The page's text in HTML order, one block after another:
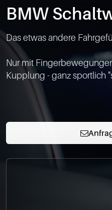
News
FAQ
Standorte
0049-861-900290
info@bimmer-manufaktur.de
BMW
Das etwas andere
Nur mit
Kupplung - ganz sportlich